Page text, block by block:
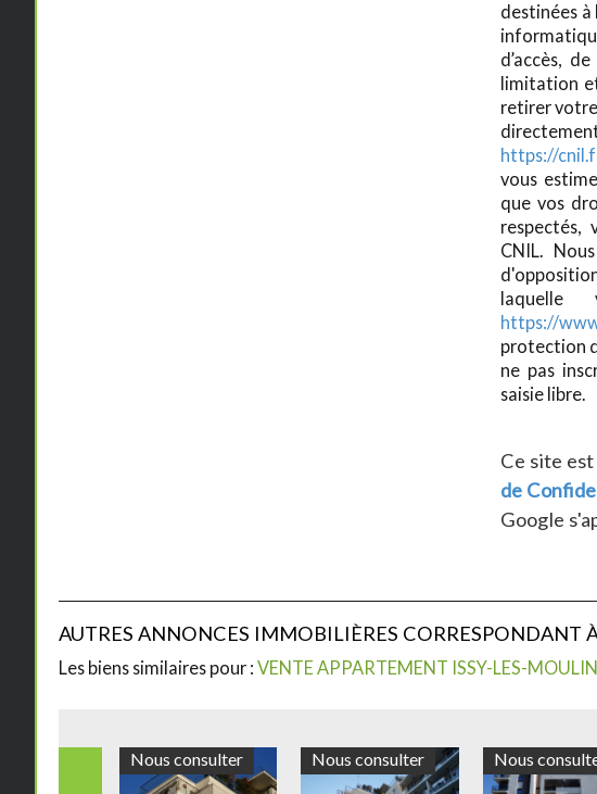
destinées à
d’accès,
limitation
retirer
https://
vous
que vos
respectés,
CNIL.
https://
protection
ne pas
saisie libre.
Ce site
de
Google
AUTRES ANNONCES IMMOBILIÈRES CORRESPONDANT
Les biens similaires pour : VENTE APPARTEMENT ISSY-LES-
Nous consulter Nous consulter Nous